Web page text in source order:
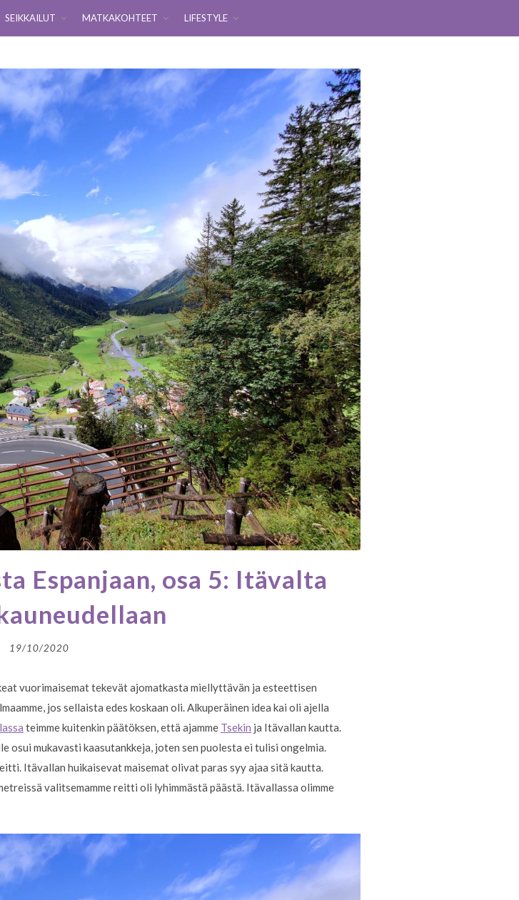
SEIKKAILUT MATKAKOHTEET LIFESTYLE
Espanjaan, osa 5: Itävalta
19/10/2020
vuorimaisemat tekevät ajomatkasta miellyttävän ja esteettisen
jos sellaista edes koskaan oli. Alkuperäinen idea kai oli ajella
teimme kuitenkin päätöksen, että ajamme Tsekin ja Itävallan kautta.
osui mukavasti kaasutankkeja, joten sen puolesta ei tulisi ongelmia.
Itävallan huikaisevat maisemat olivat paras syy ajaa sitä kautta.
valitsemamme reitti oli lyhimmästä päästä. Itävallassa olimme